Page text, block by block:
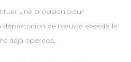
une provision pour
dépréciation de l’œuvre excède le
déjà opérées.